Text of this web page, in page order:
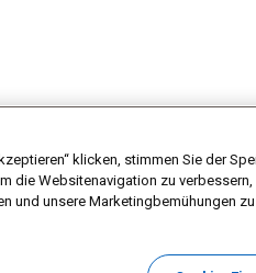
klicken, stimmen Sie der
die Websitenavigation zu verbessern,
und unsere Marketingbemühungen